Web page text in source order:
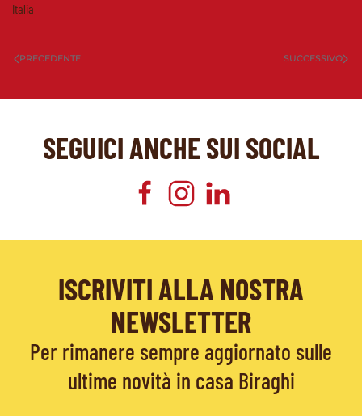
Italia
PRECEDENTE SUCCESSIVO
SEGUICI ANCHE SUI SOCIAL
ISCRIVITI ALLA NOSTRA
NEWSLETTER
Per rimanere sempre aggiornato sulle
ultime novità in casa Biraghi